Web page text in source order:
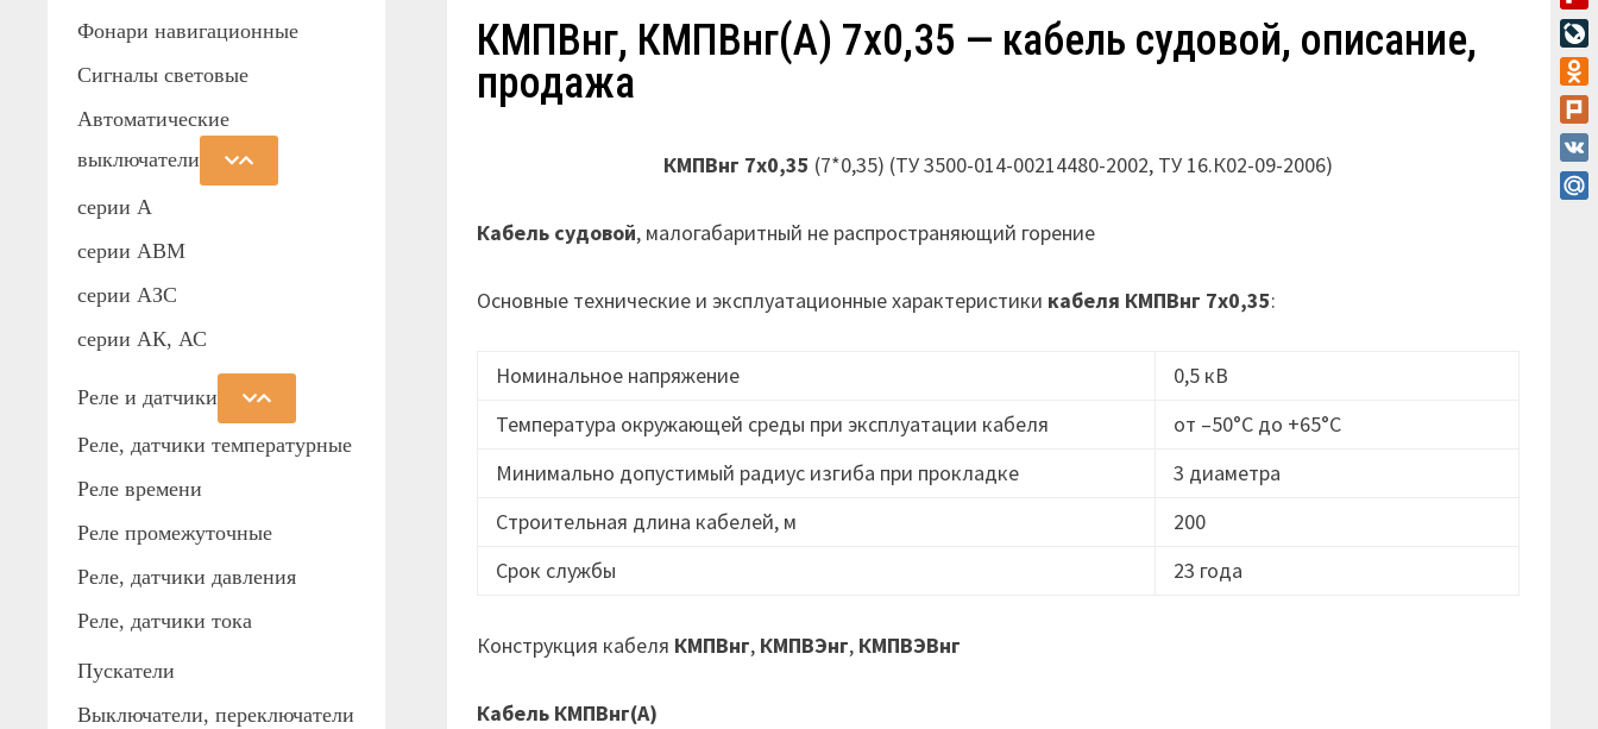
КМПВнг, КМПВнг(А) 7х0,35 — кабель судовой, описание,
продажа
КМПВнг 7х0,35 (7*0,35) (ТУ 3500-014-00214480-2002, ТУ 16.К02-09-2006)
Кабель судовой, малогабаритный не распространяющий горение
Основные технические и эксплуатационные характеристики кабеля КМПВнг 7х0,35:
Номинальное напряжение
0,5 кВ
Температура окружающей среды при эксплуатации кабеля
от –50°C до +65°C
Минимально допустимый радиус изгиба при прокладке
3 диаметра
Строительная длина кабелей, м
200
Срок службы
23 года
Конструкция кабеля КМПВнг, КМПВЭнг, КМПВЭВнг
Кабель КМПВнг(А)
Фонари навигационные
Сигналы световые
Автоматические
выключатели
серии А
серии АВМ
cерии АЗС
серии АК, АС
Реле и датчики
Реле, датчики температурные
Реле времени
Реле промежуточные
Реле, датчики давления
Реле, датчики тока
Пускатели
Выключатели, переключатели
VK